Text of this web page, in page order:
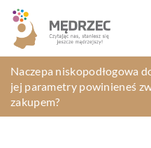
W jakim celu przeprowadza
ultradźwiękowe?
Naczepa niskopodłogowa
jej parametry powinieneś
zakupem?
Jak dbać o okulary?
Na co zwrócić uwagę
metali?